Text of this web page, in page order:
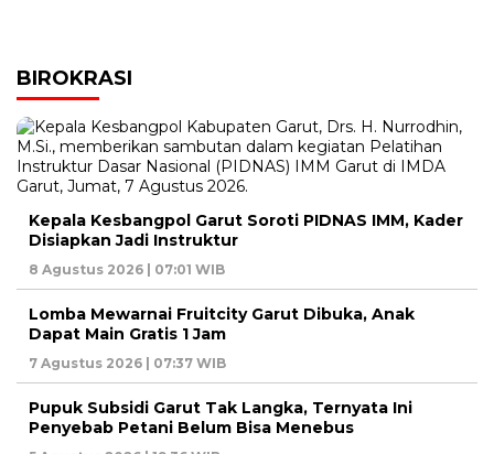
BIROKRASI
Kepala Kesbangpol Garut Soroti PIDNAS IMM, Kader
Disiapkan Jadi Instruktur
8 Agustus 2026 | 07:01 WIB
Lomba Mewarnai Fruitcity Garut Dibuka, Anak
Dapat Main Gratis 1 Jam
7 Agustus 2026 | 07:37 WIB
Pupuk Subsidi Garut Tak Langka, Ternyata Ini
Penyebab Petani Belum Bisa Menebus